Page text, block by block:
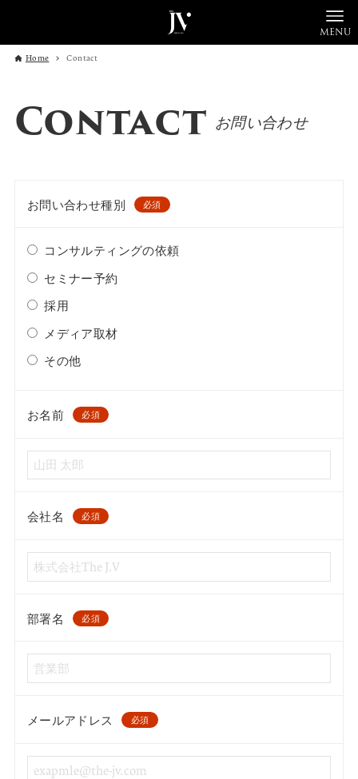
MENU
Home Contact
Contact お問い合わせ
お問い合わせ種別 必須
コンサルティングの依頼
セミナー予約
採用
メディア取材
その他
お名前 必須
会社名 必須
部署名 必須
メールアドレス 必須